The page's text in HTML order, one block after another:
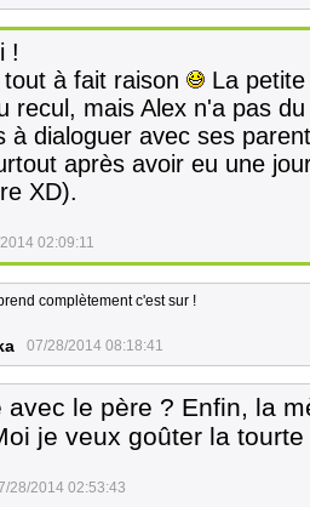
!
à fait raison
La
recul, mais Alex n'a pas
à dialoguer avec ses
après avoir eu une
XD).
02:09:11
complètement c'est sur !
07/28/2014 08:18:41
avec le père ? Enfin, la
je veux goûter la
28/2014 02:53:43